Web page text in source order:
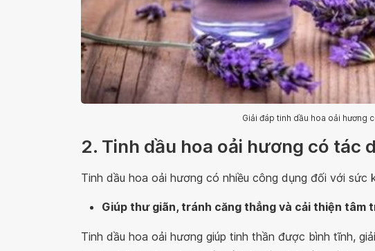
Giải đáp tinh dầu hoa oải hương
2. Tinh dầu hoa oải hương có tác
Tinh dầu hoa oải hương có nhiều công dụng đối với sức
Giúp thư giãn, tránh căng thẳng và cải thiện tâm
Tinh dầu hoa oải hương giúp tinh thần được bình tĩnh,